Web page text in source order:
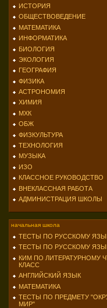
ИСТОРИЯ
ОБЩЕСТВОВЕДЕНИЕ
МАТЕМАТИКА
ИНФОРМАТИКА
БИОЛОГИЯ
ЭКОЛОГИЯ
ГЕОГРАФИЯ
ФИЗИКА
АСТРОНОМИЯ
ХИМИЯ
МХК
ОБЖ
ФИЗКУЛЬТУРА
ТЕХНОЛОГИЯ
МУЗЫКА
ИЗО
КЛАССНОЕ РУКОВОДСТВО
ВНЕКЛАССНАЯ РАБОТА
АДМИНИСТРАЦИЯ ШКОЛЫ
начальная школа
ТЕСТЫ ПО РУССКОМУ
ТЕСТЫ ПО РУССКОМУ
КИМ ПО ЛИТЕРАТУРНОМУ
КЛАСС
АНГЛИЙСКИЙ ЯЗЫК
МАТЕМАТИКА
ТЕСТЫ ПО ПРЕДМЕТУ
МИР"